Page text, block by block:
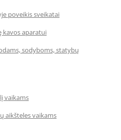
poveikis sveikatai
kavos aparatui
sodyboms, statybų
vaikams
aikšteles vaikams